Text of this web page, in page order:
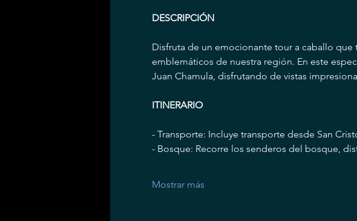
DESCRIPCIÓN
Disfruta de un emocionante tour a caballo que
emblemáticos de nuestra región. En este
Juan Chamula, disfrutando de vistas
ITINERARIO
- Transporte: Incluye transporte desde San
- Bosque: Recorre los senderos del bosque,
Mostrar más